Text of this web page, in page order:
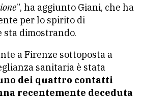
”, ha aggiunto Giani, che ha
per lo spirito di
sta dimostrando.
a Firenze sottoposta a
sanitaria è stata
dei quattro contatti
recentemente deceduta